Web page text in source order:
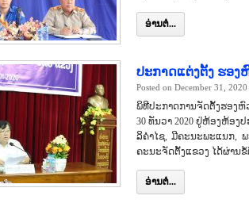
ອ່ານຕໍ່...
ປະກາດແຕ່ງຕັ້ງ ຮອ
Posted on December 31, 2020
ພິທີປະກາດການຈັດຕັ້ງຮອງ
30 ທັນວາ 2020 ຢູ່ຫ້ອງຫ້ອງ
ລິຄຳໄຊ, ມີຄະນະພະແນກ,
ຄະນະຈັດຕັ້ງແຂວງ ໄດ້ຜ່ານ
ອ່ານຕໍ່...